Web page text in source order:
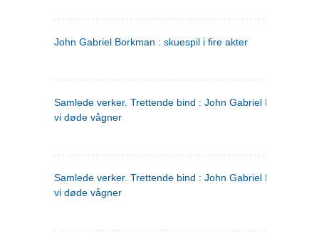
John Gabriel Borkman : skuespil i fire akter
Samlede verker. Trettende bind : John Gabriel Borkman ;
vi døde vågner
Samlede verker. Trettende bind : John Gabriel Borkman ;
vi døde vågner